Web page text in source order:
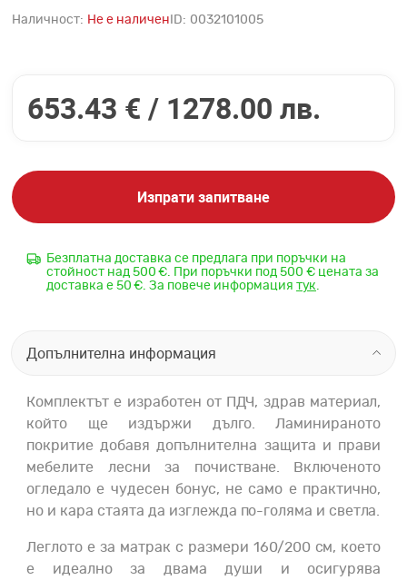
Наличност: Не е наличен ID: 0032101005
653.43 € / 1278.00 лв.
Изпрати запитване
Безплатна доставка се предлага при поръчки на
стойност над 500 €. При поръчки под 500 € цената за
доставка е 50 €. За повече информация тук.
Допълнителна информация
Комплектът е изработен от ПДЧ, здрав материал,
който ще издържи дълго. Ламинираното
покритие добавя допълнителна защита и прави
мебелите лесни за почистване. Включеното
огледало е чудесен бонус, не само е практично,
но и кара стаята да изглежда по-голяма и светла.
Леглото е за матрак с размери 160/200 см, което
е идеално за двама души и осигурява